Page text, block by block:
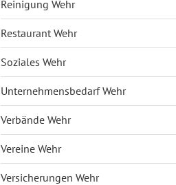
Reinigung Wehr
Restaurant Wehr
Soziales Wehr
Unternehmensbedarf Wehr
Verbände Wehr
Vereine Wehr
Versicherungen Wehr